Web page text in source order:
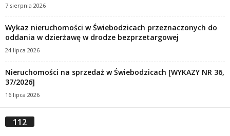
7 sierpnia 2026
Wykaz nieruchomości w Świebodzicach przeznaczonych do
oddania w dzierżawę w drodze bezprzetargowej
24 lipca 2026
Nieruchomości na sprzedaż w Świebodzicach [WYKAZY NR 36,
37/2026]
16 lipca 2026
112